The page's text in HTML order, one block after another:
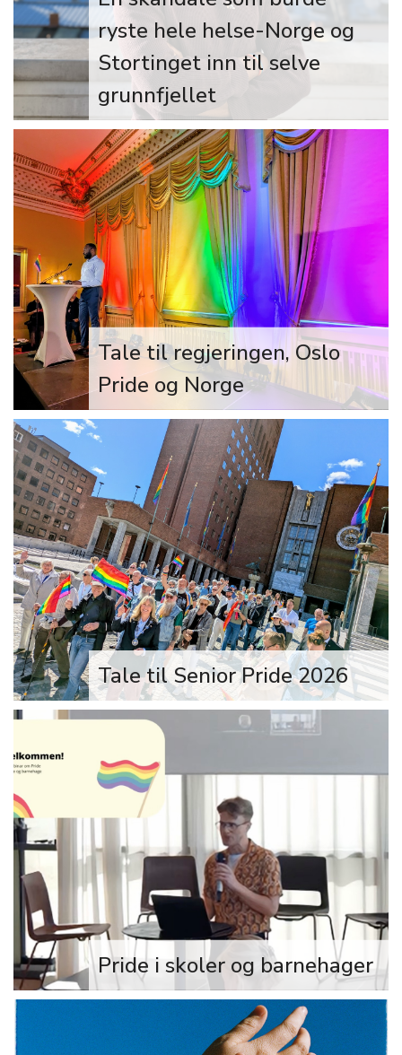
ryste hele helse-Norge og
Stortinget inn til selve
grunnfjellet
– Skandalen må få alvorlige
konsekvenser for de involverte
forskerne, for hele institusjonen
NBTK, og alle anbefalinger
“fagmiljøet” og OUS har gitt til
helseminister Jan Christian Vestre på
dette feltet, må trekkes i tvil, sier
Adom.
Tale til regjeringen, Oslo
Pride og Norge
Tale til alle skeive – og spesielt i dag
til alle transpersoner, ved Stephen
Adom, leder av FRI. På regjeringens
mottakelse i forbindelse med Oslo
Pride, 23. juni 2026.
Tale til Senior Pride 2026
Senior Pride ble for sjette året på rad
bilder og les FRIs tale til seniorene
Pride i skoler og barnehager
Se webinar om Pride i skoler og
barnehager. For deg som jobber i